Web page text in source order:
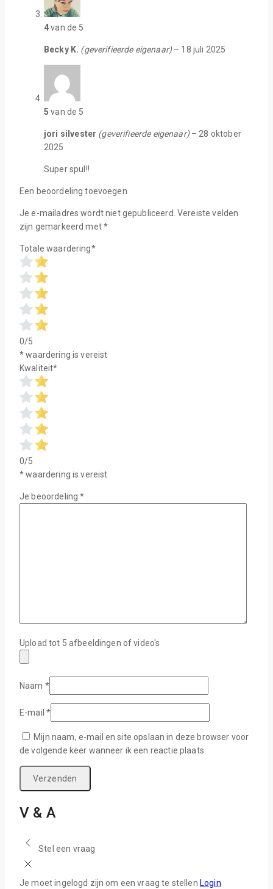
4van de 5
Becky K. (geverifieerde eigenaar) – 18 juli 2025
5 van de 5
jori silvester (geverifieerde eigenaar) – 28 oktober
2025
Super spul!!
Een beoordeling toevoegen
Je e-mailadres wordt niet gepubliceerd. Vereiste velden
zijn gemarkeerd met*
Totale waardering*
0/5
* waardering is vereist
Kwaliteit*
0/5
* waardering is vereist
Je beoordeling*
Upload tot 5 afbeeldingen of video's
Naam *
E-mail*
Mijn naam, e-mail en site opslaan in deze browser voor
de volgende keer wanneer ik een reactie plaats.
V & A
Stel een vraag
Je moet ingelogd zijn om een vraag te stellen Login